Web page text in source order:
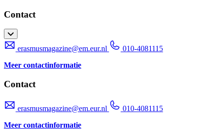
Contact
erasmusmagazine@em.eur.nl
010-4081115
Meer contactinformatie
Contact
erasmusmagazine@em.eur.nl
010-4081115
Meer contactinformatie